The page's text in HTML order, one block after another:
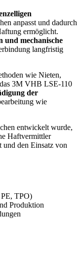
anpasst und dadurch
ermöglicht.
und mechanische
langfristig
wie Nieten,
3M VHB LSE-110
der
wie
entwickelt wurde,
Haftvermittler
und den Einsatz von
TPO)
Produktion